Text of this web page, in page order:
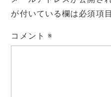
が付いている欄は必須項
コメント※